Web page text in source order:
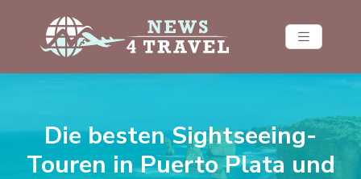
Die besten Sightseeing-
Touren in Puerto Plata und